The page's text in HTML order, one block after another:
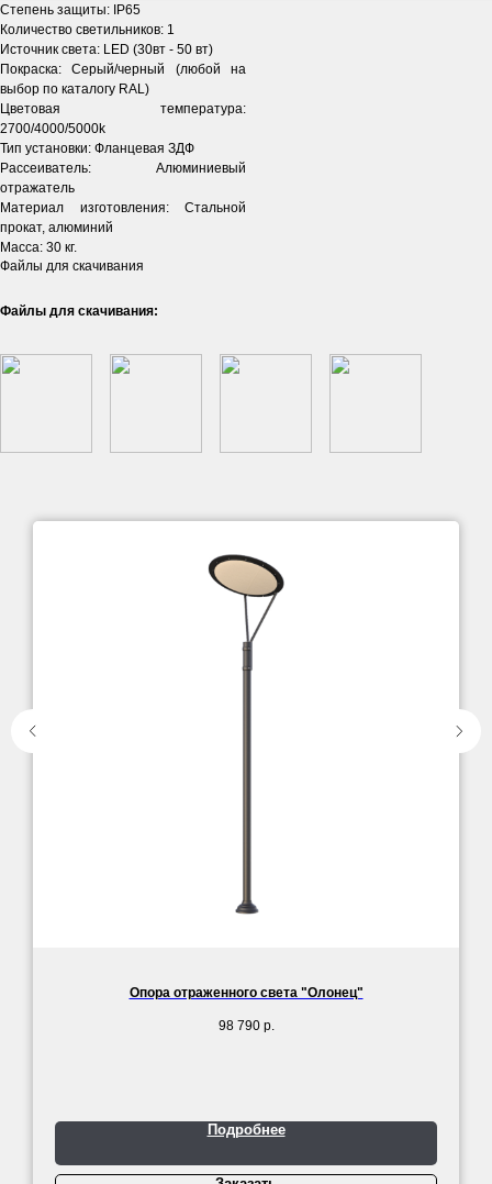
Степень защиты: IP65
Количество светильников: 1
Источник света: LED (30вт - 50 вт)
Покраска: Серый/черный (любой на
выбор по каталогу RAL)
Цветовая температура:
2700/4000/5000k
Тип установки: Фланцевая ЗДФ
Рассеиватель: Алюминиевый
отражатель
Материал изготовления: Стальной
прокат, алюминий
Масса: 30 кг.
Файлы для скачивания
Файлы для скачивания:
Опора отраженного света "Олонец"
98 790 р.
Подробнее